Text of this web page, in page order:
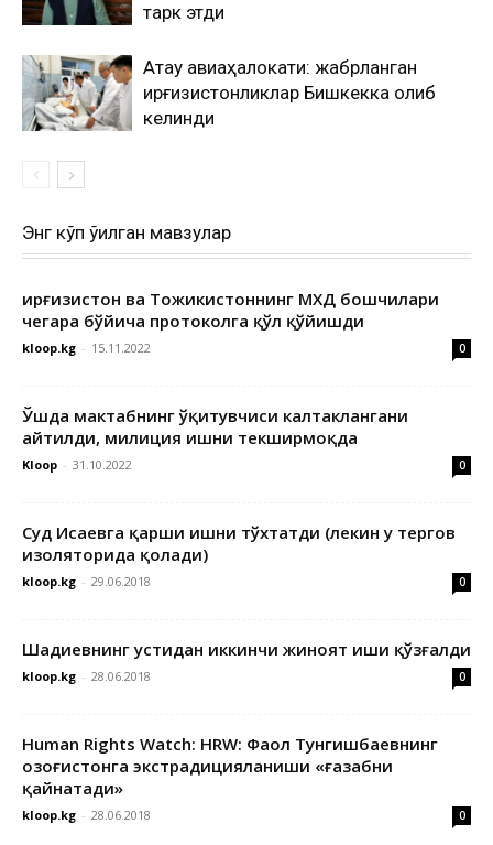
тарк этди
Ақтау авиаҳалокати: жабрланган
қирғизистонликлар Бишкекка олиб
келинди
Энг кўп ўқилган мавзулар
Қирғизистон ва Тожикистоннинг МХДҚ бошчилари
чегара бўйича протоколга қўл қўйишди
kloop.kg - 15.11.2022 0
Ўшда мактабнинг ўқитувчиси калтаклангани
айтилди, милиция ишни текширмоқда
Kloop - 31.10.2022 0
Суд Исаевга қарши ишни тўхтатди (лекин у тергов
изоляторида қолади)
kloop.kg - 29.06.2018 0
Шадиевнинг устидан иккинчи жиноят иши қўзғалди
kloop.kg - 28.06.2018 0
Human Rights Watch: HRW: Фаол Тунгишбаевнинг
Қозоғистонга экстрадицияланиши «ғазабни
қайнатади»
kloop.kg - 28.06.2018 0